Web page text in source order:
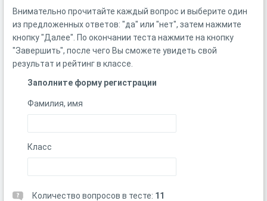
Внимательно прочитайте каждый вопрос и выберите один
из предложенных ответов: "да" или "нет", затем нажмите
кнопку "Далее". По окончании теста нажмите на кнопку
"Завершить", после чего Вы сможете увидеть свой
результат и рейтинг в классе.
Заполните форму регистрации
Фамилия, имя
Класс
Количество вопросов в тесте: 11